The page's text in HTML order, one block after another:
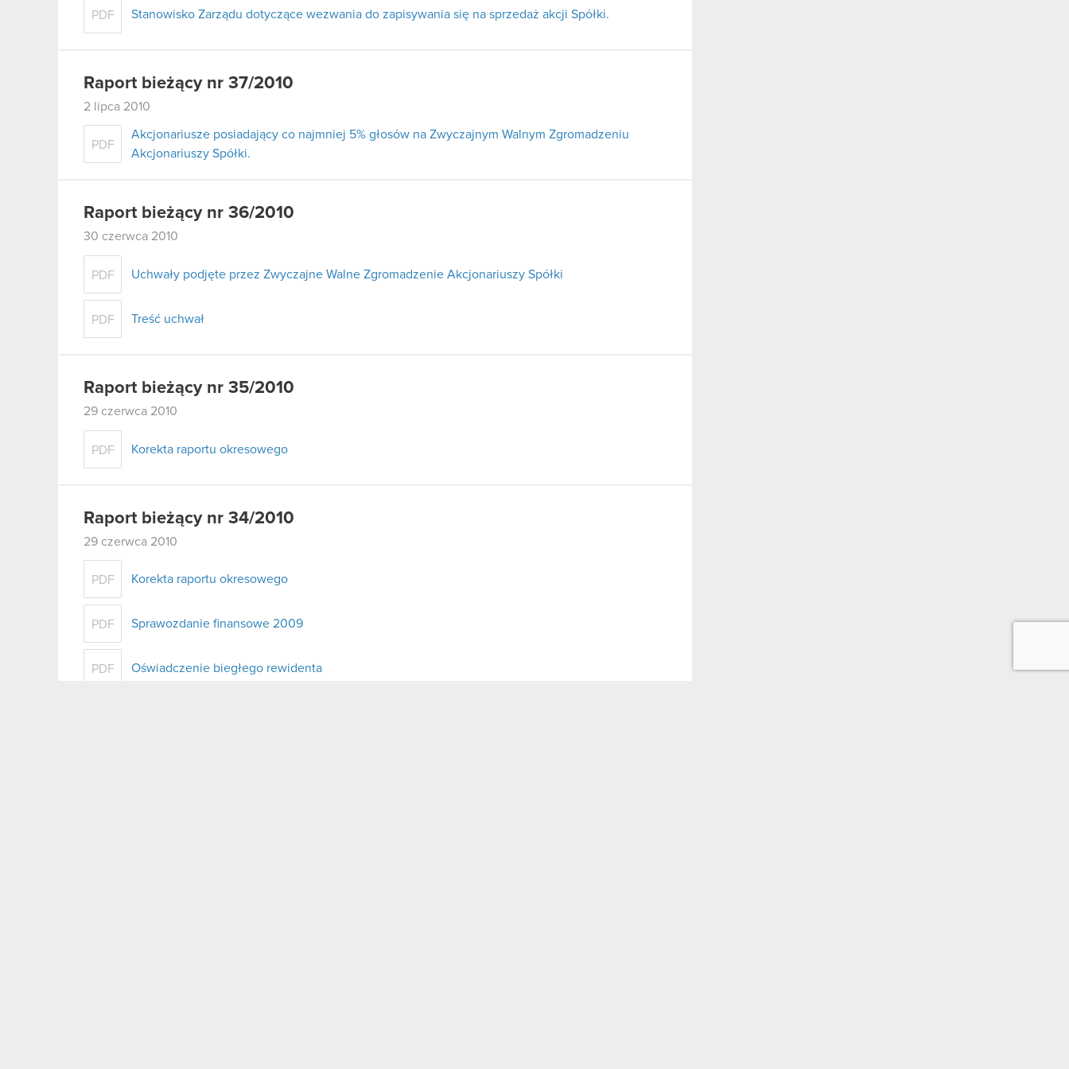
PDF Stanowisko Zarządu dotyczące wezwania do zapisywania się na sprzedaż akcji Spółki.
Raport bieżący nr 37/2010
2 lipca 2010
PDF
Akcjonariusze posiadający co najmniej 5% głosów na Zwyczajnym Walnym Zgromadzeniu
Akcjonariuszy Spółki.
Raport bieżący nr 36/2010
30 czerwca 2010
PDF Uchwały podjęte przez Zwyczajne Walne Zgromadzenie Akcjonariuszy Spółki
PDF Treść uchwał
Raport bieżący nr 35/2010
29 czerwca 2010
PDF Korekta raportu okresowego
Raport bieżący nr 34/2010
29 czerwca 2010
PDF Korekta raportu okresowego
PDF Sprawozdanie finansowe 2009
PDF Oświadczenie biegłego rewidenta